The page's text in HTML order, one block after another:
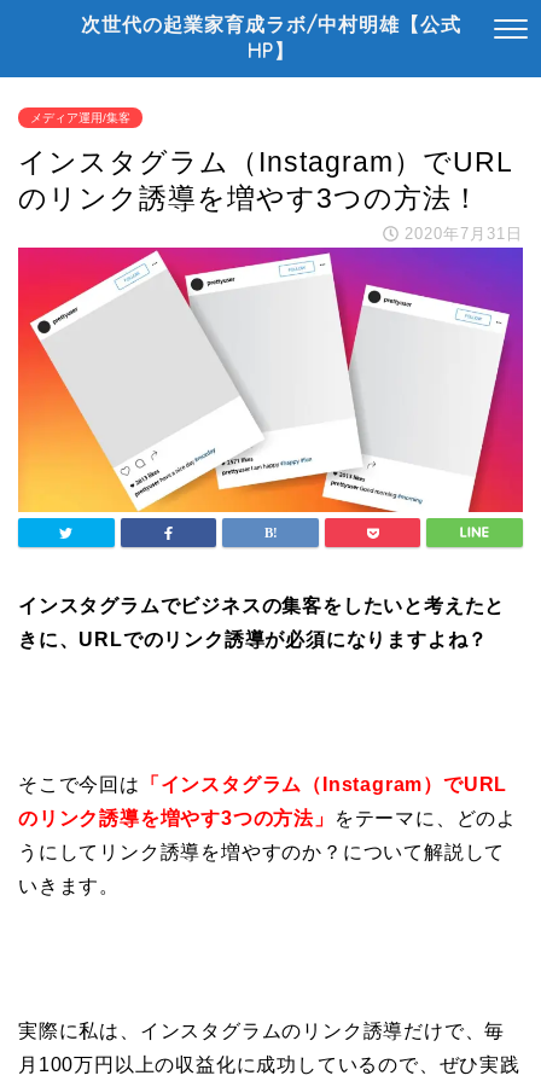
次世代の起業家育成ラボ/中村明雄【公式
HP】
メディア運用/集客
インスタグラム（Instagram）でURL
のリンク誘導を増やす3つの方法！
2020年7月31日
インスタグラムでビジネスの集客をしたいと考えたと
きに、URLでのリンク誘導が必須になりますよね？
そこで今回は
「インスタグラム（Instagram）でURL
のリンク誘導を増やす3つの方法」
をテーマに、どのよ
うにしてリンク誘導を増やすのか？について解説して
いきます。
実際に私は、インスタグラムのリンク誘導だけで、毎
月100万円以上の収益化に成功しているので、ぜひ実践